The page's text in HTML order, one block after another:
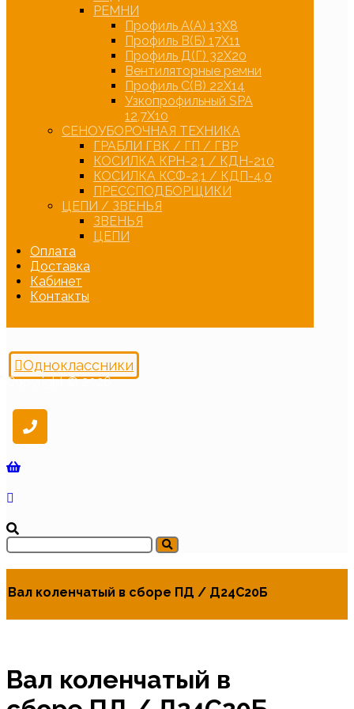
РЕМНИ
Профиль А(А) 13Х8
Профиль В(Б) 17Х11
Профиль Д(Г) 32Х20
Вентиляторные ремни
Профиль С(В) 22Х14
Узкопрофильный SPA
12,7Х10
СЕНОУБОРОЧНАЯ ТЕХНИКА
ГРАБЛИ ГВК / ГП / ГВР
КОСИЛКА КРН-2,1 / КДН-210
КОСИЛКА КСФ-2,1 / КДП-4,0
ПРЕССПОДБОРЩИКИ
ЦЕПИ / ЗВЕНЬЯ
ЗВЕНЬЯ
ЦЕПИ
Оплата
Доставка
Кабинет
Контакты
Одноклассники
Copyright © 2026
Вал коленчатый в сборе ПД / Д24С20Б
Вал коленчатый в